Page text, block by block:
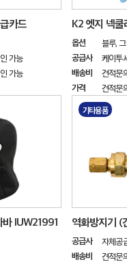
카드
가능
가능
K2 엣지 넥
옵션 블루,
공급사 케이투
배송비 견적문
가격 견적문
IUW21991
기타용품
역화방지기 (
공급사 자체공
배송비 견적문